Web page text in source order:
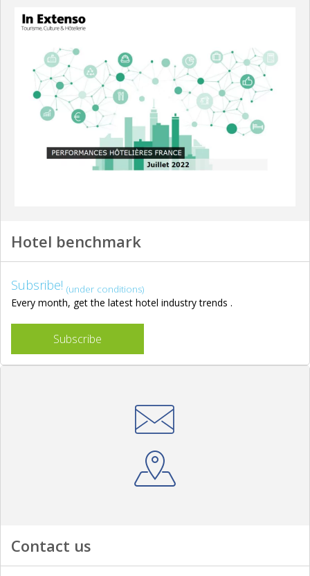
Hotel benchmark
Subsribe! (under conditions)
Every month, get the latest hotel industry trends .
Subscribe
Contact us